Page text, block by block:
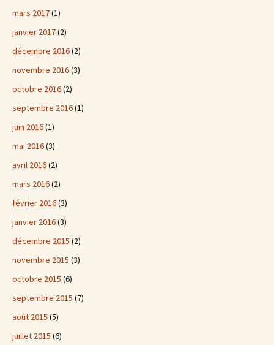
mars 2017(1)
janvier 2017(2)
décembre 2016(2)
novembre 2016(3)
octobre 2016(2)
septembre 2016(1)
juin 2016(1)
mai 2016(3)
avril 2016(2)
mars 2016(2)
février 2016(3)
janvier 2016(3)
décembre 2015 (2)
novembre 2015 (3)
octobre 2015 (6)
septembre 2015 (7)
août 2015 (5)
juillet 2015 (6)